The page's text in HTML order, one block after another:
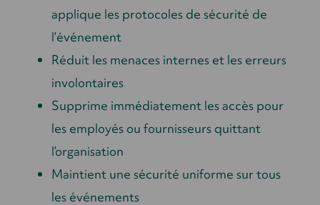
applique les protocoles de sécurité de
l’événement
Réduit les menaces internes et les erreurs
involontaires
Supprime immédiatement les accès pour
les employés ou fournisseurs quittant
l’organisation
Maintient une sécurité uniforme sur tous
les événements